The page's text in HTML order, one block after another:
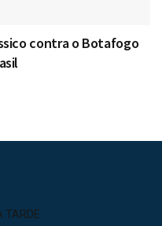
contra o Botafogo